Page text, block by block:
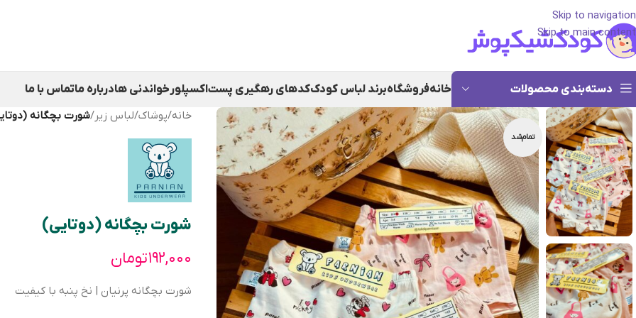
Skip to navigation
Skip to main content
دسته‌بندی محصولات خانهفروشگاهبرند لباس کودککدهای رهگیری پستاکسپلورخواندنی هادرباره ماتماس با ما
تمام‌شد
خانه/پوشاک/لباس زیر/شورت بچگانه
شورت بچگانه (دوتایی)
۱۹۲,۰۰۰تومان
شورت بچگانه پرنیان | نخ پنبه با کیفیت